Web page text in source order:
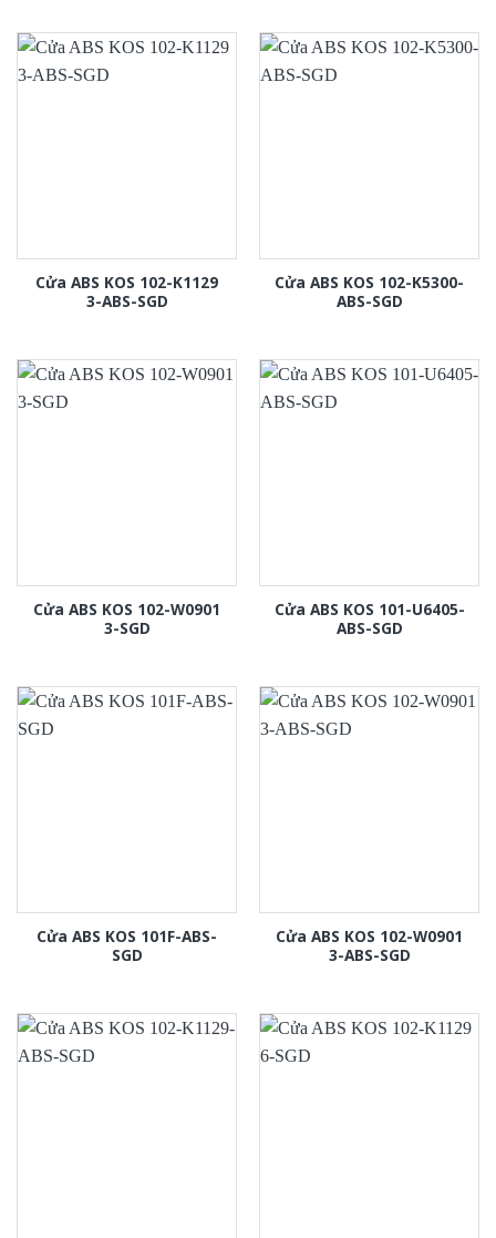
Cửa ABS KOS 102-K1129
3-ABS-SGD
Cửa ABS KOS 102-K5300-
ABS-SGD
Cửa ABS KOS 102-W0901
3-SGD
Cửa ABS KOS 101-U6405-
ABS-SGD
Cửa ABS KOS 101F-ABS-
SGD
Cửa ABS KOS 102-W0901
3-ABS-SGD